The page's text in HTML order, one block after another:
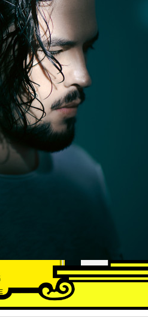
Wolfgang Amadeus
Andrè Schuen at